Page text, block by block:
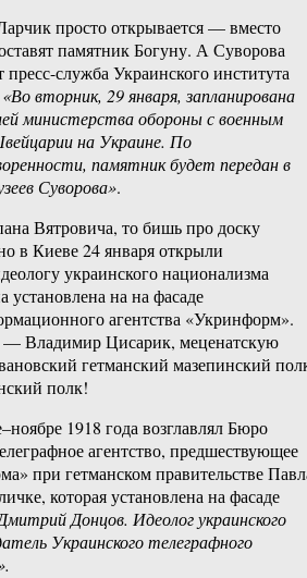
просто открывается — вместо
памятник Богуну. А Суворова
пресс-служба Украинского института
«Во вторник, 29 января, запланирована
министерства обороны с военным
на Украине. По
памятник будет передан в
Суворова».
Вятровича, то бишь про доску
в Киеве 24 января открыли
украинского национализма
на на фасаде
агентства «Укринформ».
— Владимир Цисарик, меценатскую
гетманский мазепинский
полк!
1918 года возглавлял Бюро
агентство, предшествующее
при гетманском правительстве
которая установлена на фасаде
Донцов. Идеолог украинского
Украинского телеграфного